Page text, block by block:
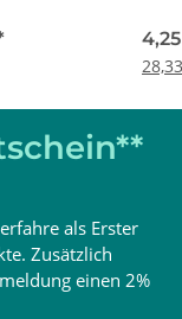
als Erster
Zusätzlich
einen 2%